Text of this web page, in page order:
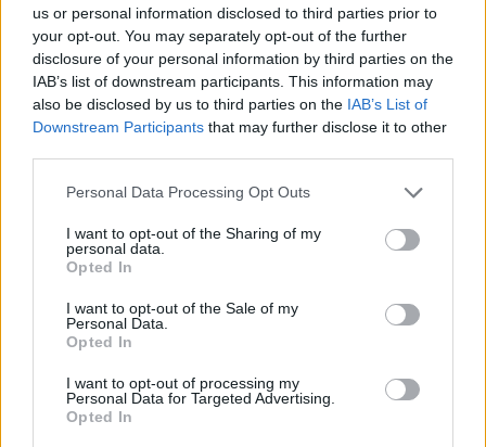
us or personal information disclosed to third parties prior to
your opt-out. You may separately opt-out of the further
disclosure of your personal information by third parties on the
IAB’s list of downstream participants. This information may
also be disclosed by us to third parties on the IAB’s List of
Downstream Participants that may further disclose it to other
Please note that this website/app uses one or more Google
not limited to your visit or usage behaviour. You may click to
grant or deny consent to Google and its third-party tags to
use your data for below specified purposes in below Google
consent section.
Personal Data Processing Opt Outs
I want to opt-out of the Sharing of my
personal data.
Opted In
I want to opt-out of the Sale of my
Personal Data.
Opted In
I want to opt-out of processing my
Personal Data for Targeted Advertising.
Opted In
Facebookon is!
# ADÁSRÉSZLETEK